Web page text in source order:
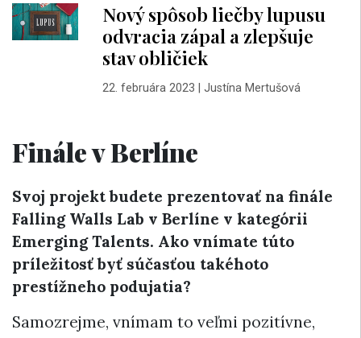
Nový spôsob liečby lupusu
odvracia zápal a zlepšuje
stav obličiek
22. februára 2023 Justína Mertušová
Finále v Berlíne
Svoj projekt budete prezentovať na finále
Falling Walls Lab v Berlíne v kategórii
Emerging Talents. Ako vnímate túto
príležitosť byť súčasťou takéhoto
prestížneho podujatia?
Samozrejme, vnímam to veľmi pozitívne,